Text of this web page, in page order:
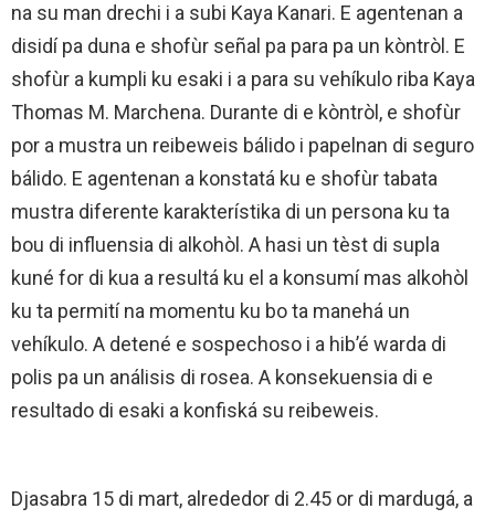
na su man drechi i a subi Kaya Kanari. E agentenan a
disidí pa duna e shofùr señal pa para pa un kòntròl. E
shofùr a kumpli ku esaki i a para su vehíkulo riba Kaya
Thomas M. Marchena. Durante di e kòntròl, e shofùr
por a mustra un reibeweis bálido i papelnan di seguro
bálido. E agentenan a konstatá ku e shofùr tabata
mustra diferente karakterístika di un persona ku ta
bou di influensia di alkohòl. A hasi un tèst di supla
kuné for di kua a resultá ku el a konsumí mas alkohòl
ku ta permití na momentu ku bo ta manehá un
vehíkulo. A detené e sospechoso i a hib’é warda di
polis pa un análisis di rosea. A konsekuensia di e
resultado di esaki a konfiská su reibeweis.
Djasabra 15 di mart, alrededor di 2.45 or di mardugá, a